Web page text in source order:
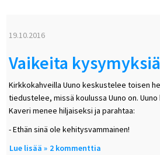
19.10.2016
Vaikeita kysymyksiä
Kirkkokahveilla Uuno keskustelee toisen
tiedustelee, missä koulussa Uuno on.
Kaveri menee hiljaiseksi ja parahtaa:
- Ethän sinä ole kehitysvammainen!
Lue lisää about Vaikeita kysymyksiä
2 kommenttia